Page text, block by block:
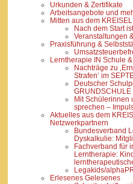
Urkunden & Zertifikate
Arbeitsangebote und
Mitten aus dem KREISEL
Nach dem Start
Veranstaltungen
Praxisführung &
Lerntherapie IN Schule
Nachträge zu
Strafen‘ im
Deutscher
GRUNDSCHULE
Mit Schülerinnen
sprechen –
Aktuelles aus dem
Netzwerkpartnern
Bundesverband
Dyskalkulie:
Fachverband für
Lerntherapie:
Legakids/
Erlesenes Gelesenes